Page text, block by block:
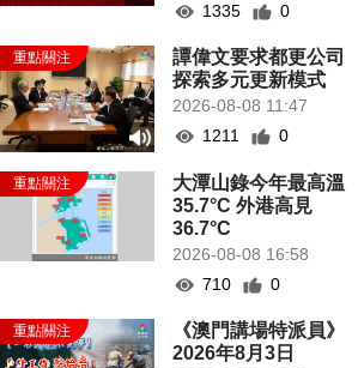
1335
0
譚偉文要求都更公司
探索多元更新模式
2026-08-08 11:47
1211
0
大潭山錄今年最高溫
35.7°C 外港高見
36.7°C
2026-08-08 16:58
710
0
《澳門講場特派員》
2026年8月3日